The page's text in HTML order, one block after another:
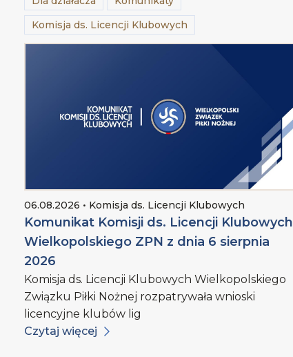
Komisja ds. Licencji Klubowych
06.08.2026 • Komisja ds. Licencji Klubowych
Komunikat Komisji ds. Licencji Klubowych
Wielkopolskiego ZPN z dnia 6 sierpnia
2026
Komisja ds. Licencji Klubowych Wielkopolskiego
Związku Piłki Nożnej rozpatrywała wnioski
licencyjne klubów lig
Czytaj więcej